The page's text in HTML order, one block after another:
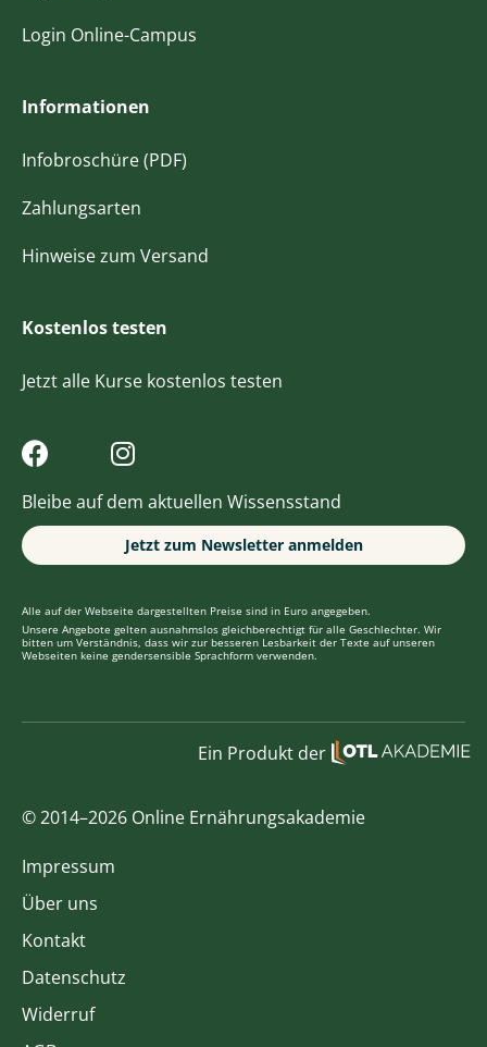
Login Online-Campus
Informationen
Infobroschüre (PDF)
Zahlungsarten
Hinweise zum Versand
Kostenlos testen
Jetzt alle Kurse kostenlos testen
Bleibe auf dem aktuellen Wissensstand
Jetzt zum Newsletter anmelden
Alle auf der Webseite dargestellten Preise sind in Euro angegeben.
Unsere Angebote gelten ausnahmslos gleichberechtigt für alle Geschlechter. Wir
bitten um Verständnis, dass wir zur besseren Lesbarkeit der Texte auf unseren
Webseiten keine gendersensible Sprachform verwenden.
Ein Produkt der
© 2014–2026 Online Ernährungsakademie
Impressum
Über uns
Kontakt
Datenschutz
Widerruf